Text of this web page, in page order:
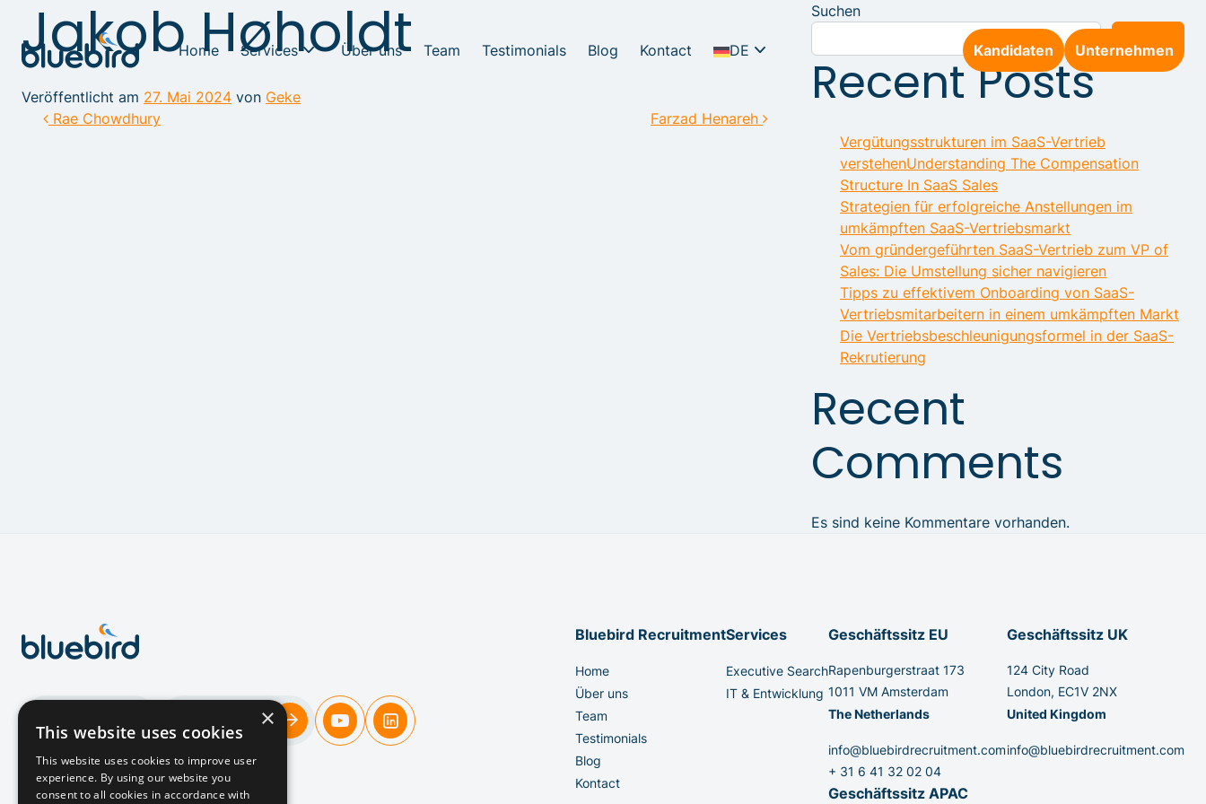
Home Services Über uns Team Testimonials Blog Kontact DE Kandidaten Unternehmen
Jakob Høholdt
Veröffentlicht am 27. Mai 2024 von Geke
Beitragsnavigation
Rae Chowdhury Farzad Henareh
Suchen
Recent Posts
Vergütungsstrukturen im SaaS-Vertrieb
verstehenUnderstanding The Compensation
Structure In SaaS Sales
Strategien für erfolgreiche Anstellungen im
umkämpften SaaS-Vertriebsmarkt
Vom gründergeführten SaaS-Vertrieb zum VP of
Sales: Die Umstellung sicher navigieren
Tipps zu effektivem Onboarding von SaaS-
Vertriebsmitarbeitern in einem umkämpften Markt
Die Vertriebsbeschleunigungsformel in der SaaS-
Rekrutierung
Recent
Comments
Es sind keine Kommentare vorhanden.
Unternehmen
Bluebird Recruitment
Home
Über uns
Team
Testimonials
Blog
Kontact
Services
Executive Search
IT & Entwicklung
Geschäftssitz EU
Rapenburgerstraat 173
1011 VM Amsterdam
The Netherlands
info@bluebirdrecruitment.com
+ 31 6 41 32 02 04
Geschäftssitz APAC
Geschäftssitz UK
124 City Road
London, EC1V 2NX
United Kingdom
info@bluebirdrecruitment.com
×
This website uses cookies
This website uses cookies to improve user
experience. By using our website you
consent to all cookies in accordance with